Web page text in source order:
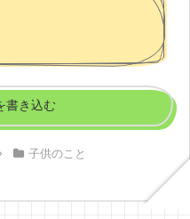
書き込む
子供のこと